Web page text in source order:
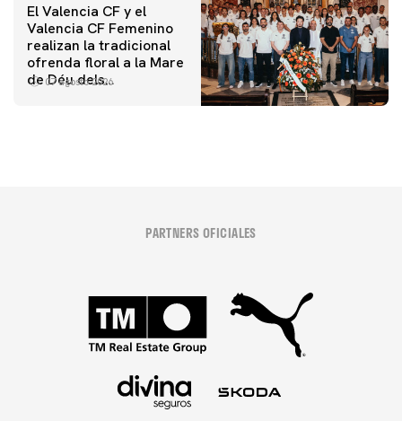
El Valencia CF y el
Valencia CF Femenino
realizan la tradicional
ofrenda floral a la Mare
de Déu dels
07 agosto 2026
PARTNERS OFICIALES